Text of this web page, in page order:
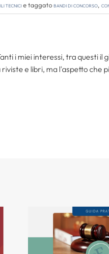
tecnicie taggatobandi di concorso,
i miei interessi, tra questi il
e libri, ma l'aspetto che